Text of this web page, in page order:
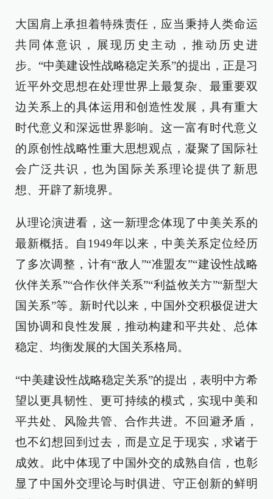
大国肩上承担着特殊责任，应当秉持人类命运
共同体意识，展现历史主动，推动历史进
步。“中美建设性战略稳定关系”的提出，正是习
近平外交思想在处理世界上最复杂、最重要双
边关系上的具体运用和创造性发展，具有重大
时代意义和深远世界影响。这一富有时代意义
的原创性战略性重大思想观点，凝聚了国际社
会广泛共识，也为国际关系理论提供了新思
想、开辟了新境界。
从理论演进看，这一新理念体现了中美关系的
最新概括。自1949年以来，中美关系定位经历
了多次调整，计有“敌人”“准盟友”“建设性战略
伙伴关系”“合作伙伴关系”“利益攸关方”“新型大
国关系”等。新时代以来，中国外交积极促进大
国协调和良性发展，推动构建和平共处、总体
稳定、均衡发展的大国关系格局。
“中美建设性战略稳定关系”的提出，表明中方希
望以更具韧性、更可持续的模式，实现中美和
平共处、风险共管、合作共进。不回避矛盾，
也不幻想回到过去，而是立足于现实，求诸于
成效。此中体现了中国外交的成熟自信，也彰
显了中国外交理论与时俱进、守正创新的鲜明